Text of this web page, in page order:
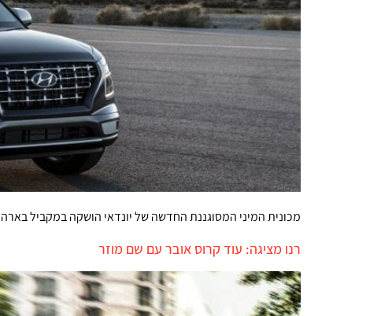
מכונית המיני המסוגננת החדשה של יונדאי הושקה במקביל
רנו מציגה: עוד קרוס אובר עם שם מוזר